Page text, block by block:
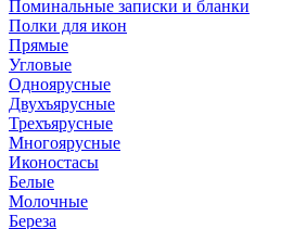
Поминальные записки и бланки
Полки для икон
Прямые
Угловые
Одноярусные
Двухъярусные
Трехъярусные
Многоярусные
Иконостасы
Белые
Молочные
Береза